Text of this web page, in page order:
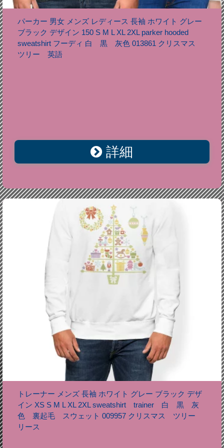
パーカー 男女 メンズ レディース 長袖 ホワイト グレー
ブラック デザイン 150 S M L XL 2XL parker hooded
sweatshirt フーディ 白 黒 灰色 013861 クリスマス
ツリー 英語
詳細
トレーナー メンズ 長袖 ホワイト グレー ブラック デザ
イン XS S M L XL 2XL sweatshirt trainer 白 黒 灰
色 裏起毛 スウェット 009957 クリスマス ツリー
リース